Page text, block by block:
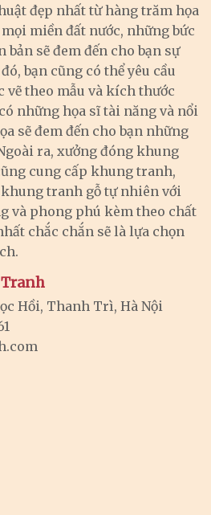
đẹp nhất từ hàng trăm họa
miền đất nước, những bức
bản sẽ đem đến cho bạn sự
bạn cũng có thể yêu cầu
vẽ theo mẫu và kích thước
những họa sĩ tài năng và nổi
sẽ đem đến cho bạn những
ra, xưởng đóng khung
cung cấp khung tranh,
tranh gỗ tự nhiên với
và phong phú kèm theo chất
chắc chắn sẽ là lựa chọn
Hồi, Thanh Trì, Hà Nội